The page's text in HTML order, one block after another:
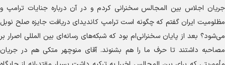
جریان اجلاس بین المجالس سخنرانی کردم و در آن درباره جنایات ترامپ و
مظلومیت ایران گفتم که چگونه است ترامپ کاندیدای دریافت جایزه صلح نوبل
می‌شود؟ بعد از پایان سخنرانی‌ام بود که شبکه‌های رسانه‌ای بین المللی اصرار بر
مصاحبه داشتند تا حرف ما را هم بشنوند. آقای منوچهر متکی هم در جریان